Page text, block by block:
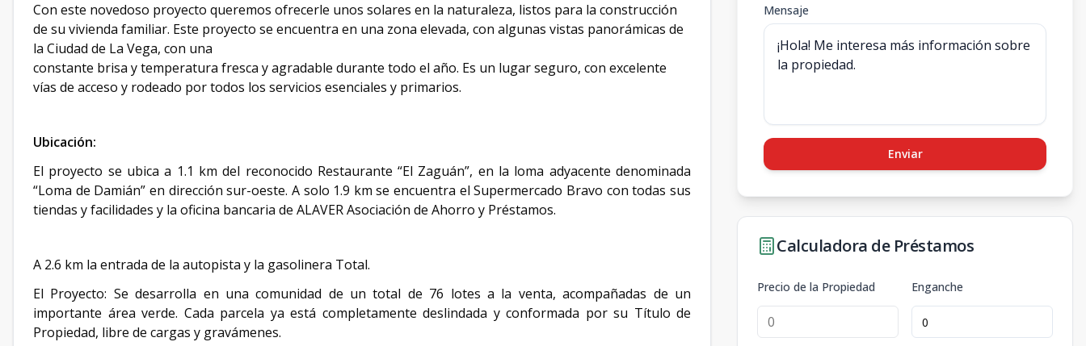
Con este novedoso proyecto queremos ofrecerle unos solares en la naturaleza, listos para la construcción
de su vivienda familiar. Este proyecto se encuentra en una zona elevada, con algunas vistas panorámicas de
la Ciudad de La Vega, con una
constante brisa y temperatura fresca y agradable durante todo el año. Es un lugar seguro, con excelente
vías de acceso y rodeado por todos los servicios esenciales y primarios.
Ubicación:
El proyecto se ubica a 1.1 km del reconocido Restaurante “El Zaguán”, en la loma adyacente denominada
“Loma de Damián” en dirección sur-oeste. A solo 1.9 km se encuentra el Supermercado Bravo con todas sus
tiendas y facilidades y la oficina bancaria de ALAVER Asociación de Ahorro y Préstamos.
A 2.6 km la entrada de la autopista y la gasolinera Total.
El Proyecto: Se desarrolla en una comunidad de un total de 76 lotes a la venta, acompañadas de un
importante área verde. Cada parcela ya está completamente deslindada y conformada por su Título de
Propiedad, libre de cargas y gravámenes.
Mensaje
Enviar
Calculadora de Préstamos
Precio de la Propiedad Enganche